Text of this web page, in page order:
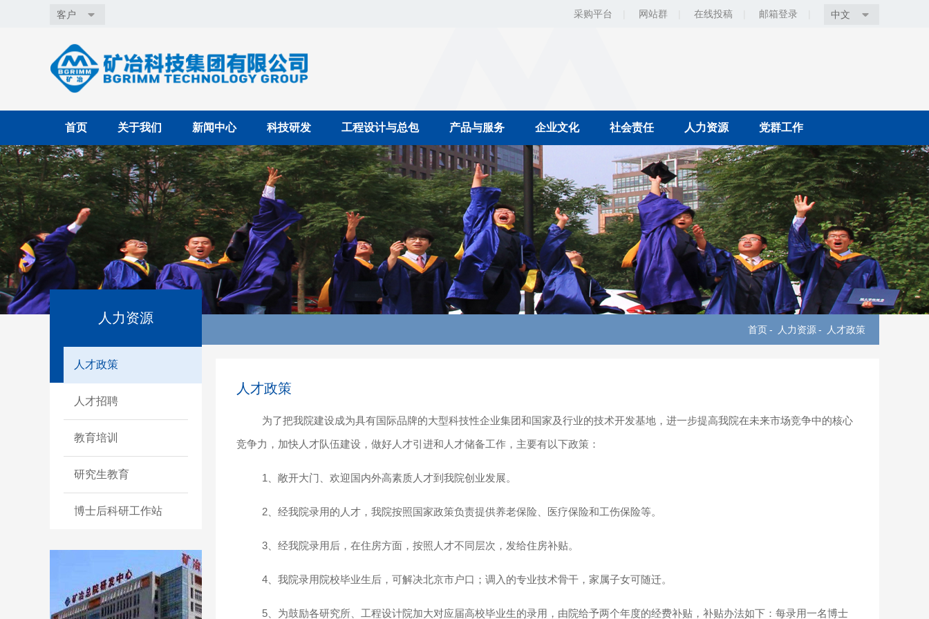
客户 采购平台 网站群 在线投稿 邮箱登录 中文
首页 关于我们 新闻中心 科技研发 工程设计与总包 产品与服务 企业文化 社会责任 人力资源 党群工作
首页- 人力资源- 人才政策
人力资源
人才政策
人才招聘
教育培训
研究生教育
博士后科研工作站
人才政策
为了把我院建设成为具有国际品牌的大型科技性企业集团和国家及行业的技术开发基地，进一步提高我院在未来市场竞争中的核心
竞争力，加快人才队伍建设，做好人才引进和人才储备工作，主要有以下政策：
1、敞开大门、欢迎国内外高素质人才到我院创业发展。
2、经我院录用的人才，我院按照国家政策负责提供养老保险、医疗保险和工伤保险等。
3、经我院录用后，在住房方面，按照人才不同层次，发给住房补贴。
4、我院录用院校毕业生后，可解决北京市户口；调入的专业技术骨干，家属子女可随迁。
5、为鼓励各研究所、工程设计院加大对应届高校毕业生的录用，由院给予两个年度的经费补贴，补贴办法如下：每录用一名博士